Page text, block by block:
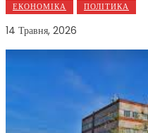
ЕКОНОМІКА ПОЛІТИКА
14 Травня, 2026